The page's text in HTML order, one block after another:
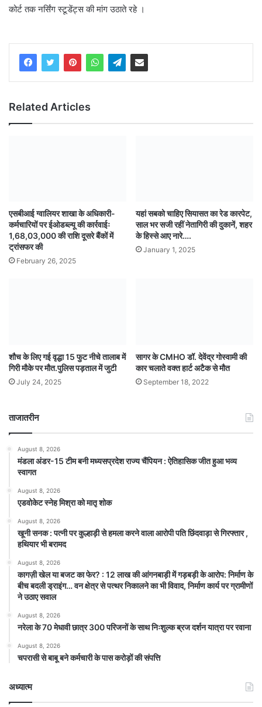
कोर्ट तक नर्सिंग स्टूडेंट्स की मांग उठाते रहे ।
Related Articles
एसबीआई ग्वालियर शाखा के अधिकारी-
कर्मचारियों पर ईओडब्ल्यू की कार्रवाईः
1,68,03,000 की राशि दूसरे बैंकों में
ट्रांसफर की
February 26, 2025
यहां सबको चाहिए सियासत का रेड कारपेट,
साल भर सजी रहीं नेतागिरी की दुकानें, शहर
के हिस्से आए नारे….
January 1, 2025
शौच के लिए गई वृद्धा 15 फुट नीचे तालाब में
गिरी मौके पर मौत.पुलिस पड़ताल में जुटी
July 24, 2025
सागर के CMHO डॉ. देवेंद्र गोस्वामी की
कार चलाते वक्त हार्ट अटैक से मौत
September 18, 2022
ताजातरीन
August 8, 2026
मंडला अंडर-15 टीम बनी मध्यसप्रदेश राज्य चैंपियन : ऐतिहासिक जीत हुआ भव्य
स्वागत
August 8, 2026
एडवोकेट स्नेह मिश्रा को मातृ शोक
August 8, 2026
खूनी सनक : पत्नी पर कुल्हाड़ी से हमला करने वाला आरोपी पति छिंदवाड़ा से गिरफ्तार ,
हथियार भी बरामद
August 8, 2026
कागज़ी खेल या बजट का फेर? : 12 लाख की आंगनबाड़ी में गड़बड़ी के आरोप: निर्माण के
बीच बदली ड्राइंग… वन क्षेत्र से पत्थर निकालने का भी विवाद, निर्माण कार्य पर ग्रामीणों
ने उठाए सवाल
August 8, 2026
नरेला के 70 मेधावी छात्र 300 परिजनों के साथ निःशुल्क ब्रज दर्शन यात्रा पर रवाना
August 8, 2026
चपरासी से बाबू बने कर्मचारी के पास करोड़ों की संपत्ति
अध्यात्म